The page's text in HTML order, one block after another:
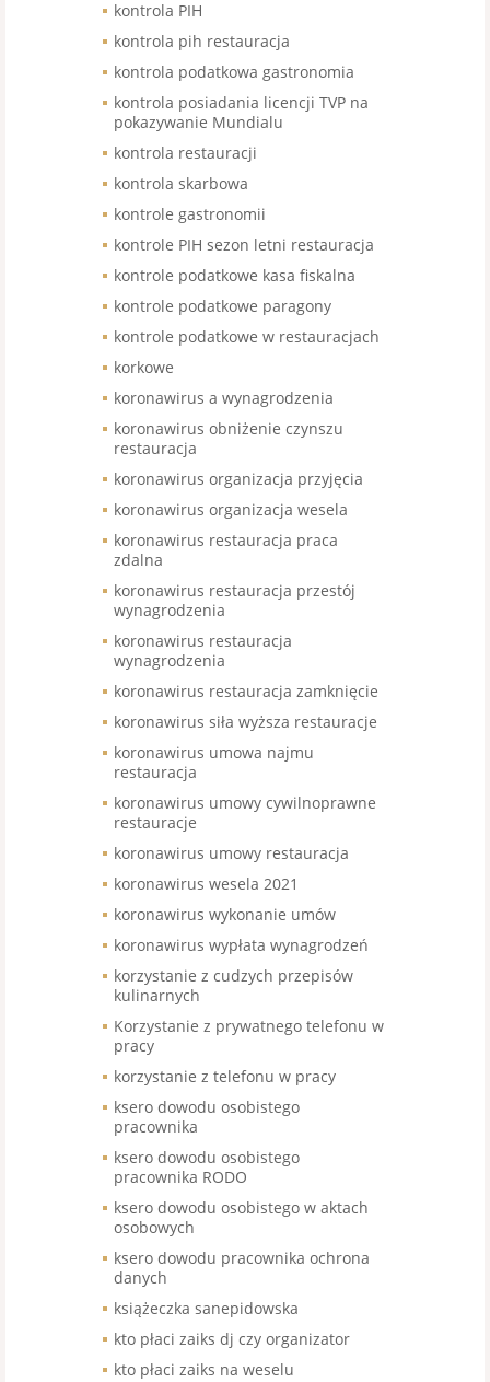
kontrola PIH
kontrola pih restauracja
kontrola podatkowa gastronomia
kontrola posiadania licencji TVP na
pokazywanie Mundialu
kontrola restauracji
kontrola skarbowa
kontrole gastronomii
kontrole PIH sezon letni restauracja
kontrole podatkowe kasa fiskalna
kontrole podatkowe paragony
kontrole podatkowe w restauracjach
korkowe
koronawirus a wynagrodzenia
koronawirus obniżenie czynszu
restauracja
koronawirus organizacja przyjęcia
koronawirus organizacja wesela
koronawirus restauracja praca
zdalna
koronawirus restauracja przestój
wynagrodzenia
koronawirus restauracja
wynagrodzenia
koronawirus restauracja zamknięcie
koronawirus siła wyższa restauracje
koronawirus umowa najmu
restauracja
koronawirus umowy cywilnoprawne
restauracje
koronawirus umowy restauracja
koronawirus wesela 2021
koronawirus wykonanie umów
koronawirus wypłata wynagrodzeń
korzystanie z cudzych przepisów
kulinarnych
Korzystanie z prywatnego telefonu w
pracy
korzystanie z telefonu w pracy
ksero dowodu osobistego
pracownika
ksero dowodu osobistego
pracownika RODO
ksero dowodu osobistego w aktach
osobowych
ksero dowodu pracownika ochrona
danych
książeczka sanepidowska
kto płaci zaiks dj czy organizator
kto płaci zaiks na weselu